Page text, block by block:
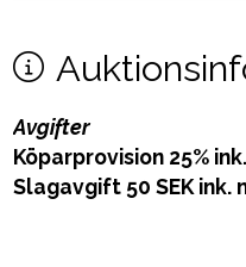
Avgifter
Köparprovision 25%
Slagavgift 50 SEK ink.